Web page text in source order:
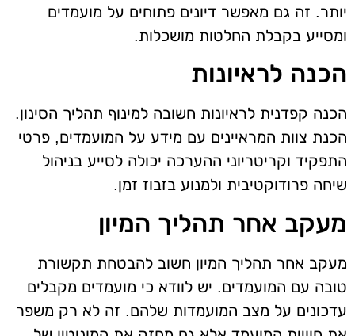
יותר. זה גם מאפשר דיונים פתוחים על מועמדים
ומסייע בקבלת החלטות מושכלות.
הכנה לראיונות
הכנה קפדנית לראיונות חשובה למינוף תהליך הסינון.
הכנת צוות המראיינים עם מידע על המועמדים, פרטי
התפקיד וקריטריוני ההערכה יכולה לסייע בניהול
שיחה פרודוקטיבית ולמנוע בזבוז זמן.
מעקב אחר תהליך המיון
מעקב אחר תהליך המיון חשוב להבטחת תקשורת
טובה עם המועמדים. יש לוודא כי מועמדים מקבלים
עדכונים על מצב המועמדות שלהם. זה לא רק משפר